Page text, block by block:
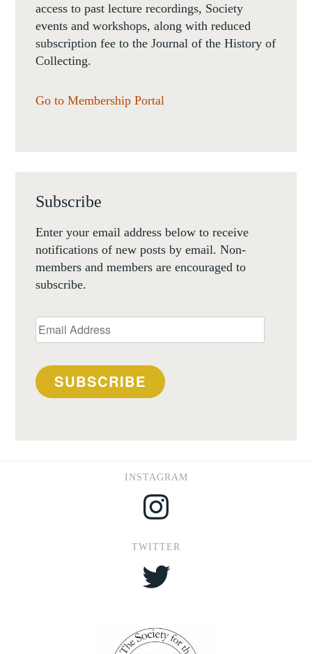
access to past lecture recordings, Society
events and workshops, along with reduced
subscription fee to the Journal of the History of
Collecting.
Go to Membership Portal
Subscribe
Enter your email address below to receive
notifications of new posts by email. Non-
members and members are encouraged to
subscribe.
Email
Address
SUBSCRIBE
INSTAGRAM
Instagram
TWITTER
Twitter